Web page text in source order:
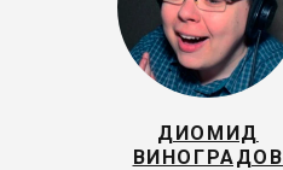
ДИОМИД
ВИНОГРАДОВ